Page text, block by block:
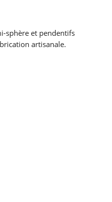
sphère et pendentifs
artisanale.